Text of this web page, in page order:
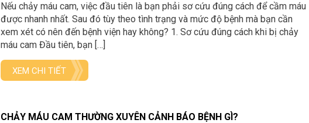
Nếu chảy máu cam, việc đầu tiên là bạn phải sơ cứu đúng cách để cầm máu
được nhanh nhất. Sau đó tùy theo tình trạng và mức độ bệnh mà bạn cần
xem xét có nên đến bệnh viện hay không? 1. Sơ cứu đúng cách khi bị chảy
máu cam Đầu tiên, bạn […]
XEM CHI TIẾT
CHẢY MÁU CAM THƯỜNG XUYÊN CẢNH BÁO BỆNH GÌ?